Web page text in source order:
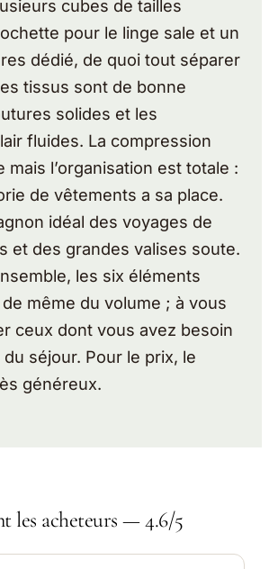
cubes de tailles
pour le linge sale et un
dédié, de quoi tout séparer
tissus sont de bonne
solides et les
fluides. La compression
mais l’organisation est totale :
de vêtements a sa place.
idéal des voyages de
et des grandes valises soute.
les six éléments
même du volume ; à vous
ceux dont vous avez besoin
séjour. Pour le prix, le
généreux.
les acheteurs — 4.6/5